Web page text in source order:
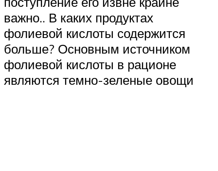
важно.. В каких продуктах
фолиевой кислоты содержится
больше? Основным источником
фолиевой кислоты в рационе
являются темно-зеленые овощи